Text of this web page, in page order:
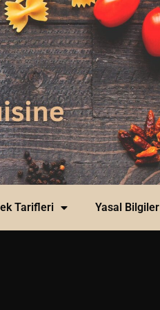
Tarifleri Yasal Bilgiler